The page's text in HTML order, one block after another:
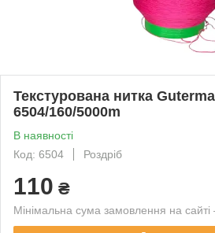
Teкстурована нитка
6504/160/5000m
В наявності
Код: 6504
Роздріб
110 ₴
Мінімальна сума замовлення на